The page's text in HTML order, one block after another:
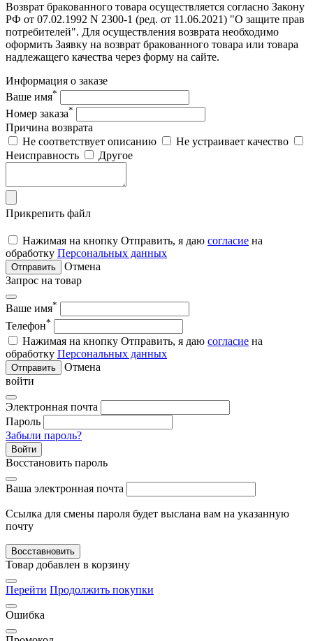
Возврат бракованного товара осуществляется согласно Закону
РФ от 07.02.1992 N 2300-1 (ред. от 11.06.2021) "О защите прав
потребителей". Для осуществления возврата необходимо
оформить Заявку на возврат бракованного товара или товара
надлежащего качества через форму на сайте.
Информация о заказе
Ваше имя*
Номер заказа*
Причина возврата
Не соответствует описанию
Не устраивает качество
Неисправность
Другое
Прикрепить файл
Нажимая на кнопку Отправить, я даю согласие на
обработку Персональных данных
Отправить
Отмена
Запрос на товар
Ваше имя*
Телефон*
Нажимая на кнопку Отправить, я даю согласие на
обработку Персональных данных
Отправить
Отмена
войти
Электронная почта
Пароль
Забыли пароль?
Войти
Восстановить пароль
Ваша электронная почта
Ссылка для смены пароля будет выслана вам на указанную
почту
Восставновить
Товар добавлен в корзину
Перейти Продолжить покупки
Ошибка